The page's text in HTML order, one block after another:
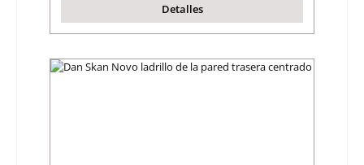
Detalles